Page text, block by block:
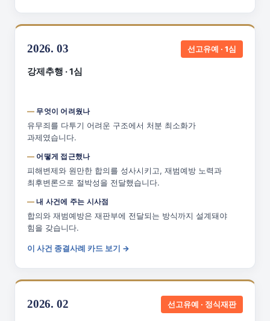
2026. 03 선고유예 · 1심
강제추행 · 1심
무엇이 어려웠나
유무죄를 다투기 어려운 구조에서 처분 최소화가
과제였습니다.
어떻게 접근했나
피해변제와 원만한 합의를 성사시키고, 재범예방 노력과
최후변론으로 절박성을 전달했습니다.
내 사건에 주는 시사점
합의와 재범예방은 재판부에 전달되는 방식까지 설계돼야
힘을 갖습니다.
이 사건 종결사례 카드 보기 →
2026. 02 선고유예 · 정식재판